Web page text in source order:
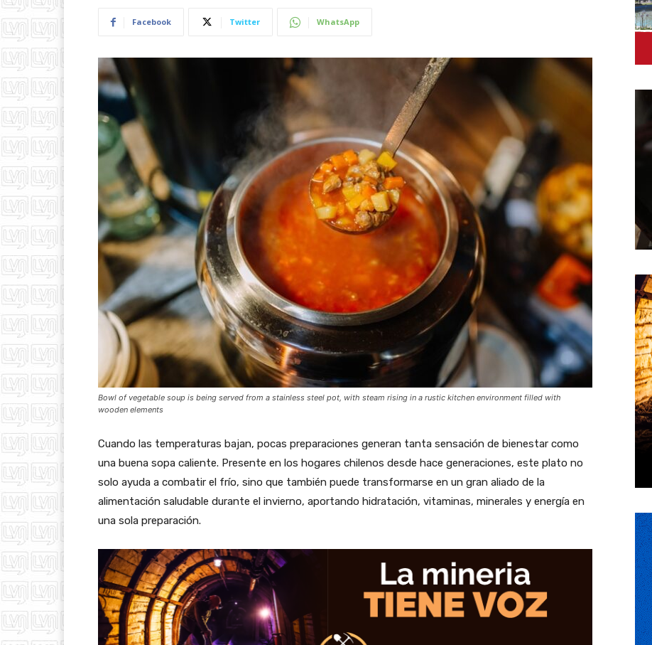
Facebook Twitter WhatsApp
Bowl of vegetable soup is being served from a stainless steel pot, with steam rising in a rustic kitchen environment filled with
wooden elements
Cuando las temperaturas bajan, pocas preparaciones generan tanta sensación de bienestar como
una buena sopa caliente. Presente en los hogares chilenos desde hace generaciones, este plato no
solo ayuda a combatir el frío, sino que también puede transformarse en un gran aliado de la
alimentación saludable durante el invierno, aportando hidratación, vitaminas, minerales y energía en
una sola preparación.